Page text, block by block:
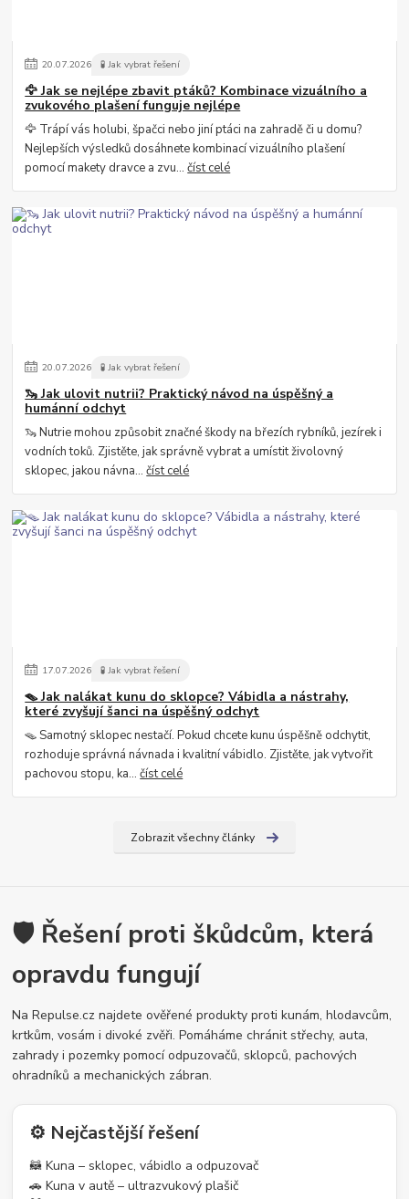
20.07.2026 🧪 Jak vybrat řešení
🦅 Jak se nejlépe zbavit ptáků? Kombinace vizuálního a
zvukového plašení funguje nejlépe
🦅 Trápí vás holubi, špačci nebo jiní ptáci na zahradě či u domu?
Nejlepších výsledků dosáhnete kombinací vizuálního plašení
pomocí makety dravce a zvu...číst celé
20.07.2026 🧪 Jak vybrat řešení
🦦 Jak ulovit nutrii? Praktický návod na úspěšný a
humánní odchyt
🦦 Nutrie mohou způsobit značné škody na březích rybníků, jezírek i
vodních toků. Zjistěte, jak správně vybrat a umístit živolovný
sklopec, jakou návna...číst celé
17.07.2026 🧪 Jak vybrat řešení
🪤 Jak nalákat kunu do sklopce? Vábidla a nástrahy,
které zvyšují šanci na úspěšný odchyt
🪤 Samotný sklopec nestačí. Pokud chcete kunu úspěšně odchytit,
rozhoduje správná návnada i kvalitní vábidlo. Zjistěte, jak vytvořit
pachovou stopu, ka...číst celé
Zobrazit všechny články
🛡️ Řešení proti škůdcům, která
opravdu fungují
Na Repulse.cz najdete ověřené produkty proti kunám, hlodavcům,
krtkům, vosám i divoké zvěři. Pomáháme chránit střechy, auta,
zahrady i pozemky pomocí odpuzovačů, sklopců, pachových
ohradníků a mechanických zábran.
⚙️ Nejčastější řešení
🦝 Kuna – sklopec, vábidlo a odpuzovač
🚗 Kuna v autě – ultrazvukový plašič